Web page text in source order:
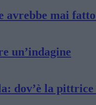
mai
un’indagine
dov’è la pittrice